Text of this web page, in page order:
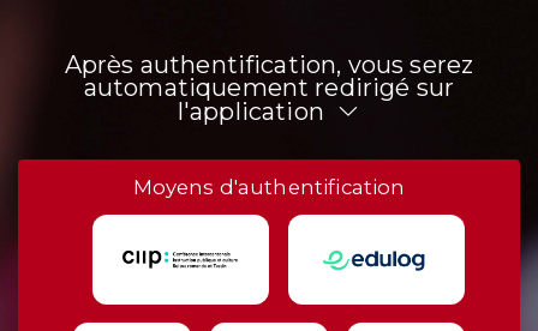
Après authentification, vous serez
automatiquement redirigé sur
l'application
Moyens d'authentification